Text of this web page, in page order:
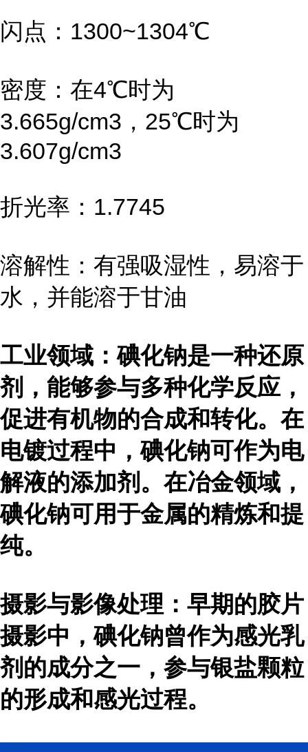
闪点：1300~1304℃
密度：在4℃时为
3.665g/cm3，25℃时为
3.607g/cm3
折光率：1.7745
溶解性：有强吸湿性，易溶于
水，并能溶于甘油
工业领域：碘化钠是一种还原
剂，能够参与多种化学反应，
促进有机物的合成和转化。在
电镀过程中，碘化钠可作为电
解液的添加剂。在冶金领域，
碘化钠可用于金属的精炼和提
纯。
摄影与影像处理：早期的胶片
摄影中，碘化钠曾作为感光乳
剂的成分之一，参与银盐颗粒
的形成和感光过程。